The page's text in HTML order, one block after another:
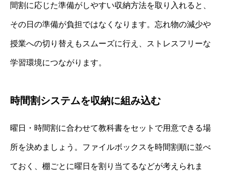
間割に応じた準備がしやすい収納方法を取り入れると、
その日の準備が負担ではなくなります。忘れ物の減少や
授業への切り替えもスムーズに行え、ストレスフリーな
学習環境につながります。
時間割システムを収納に組み込む
曜日・時間割に合わせて教科書をセットで用意できる場
所を決めましょう。ファイルボックスを時間割順に並べ
ておく、棚ごとに曜日を割り当てるなどが考えられま